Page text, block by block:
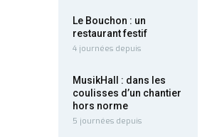
Le Bouchon : un
restaurant festif
4 journées depuis
MusikHall : dans les
coulisses d’un chantier
hors norme
5 journées depuis